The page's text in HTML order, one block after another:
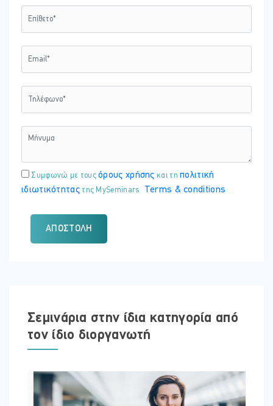
Συμφωνώ με τουςόρους χρήσης και τηπολιτική
ιδιωτικότηταςτης MySeminars Terms & conditions
ΑΠΟΣΤΟΛΉ
Σεμινάρια στην ίδια κατηγορία από
τον ίδιο διοργανωτή